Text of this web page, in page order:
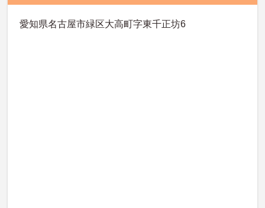
愛知県名古屋市緑区大高町字東千正坊6